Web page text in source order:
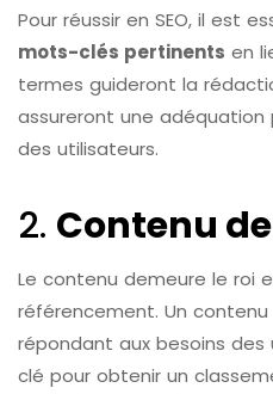
Pour réussir en SEO, il est
mots-clés pertinents en
termes guideront la
assureront une
des utilisateurs.
2. Contenu
Le contenu demeure le roi
référencement. Un
répondant aux besoins
clé pour obtenir un